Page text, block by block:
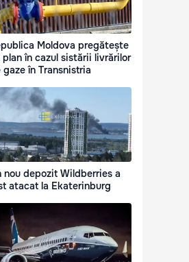
Moldova pregătește
plan în cazul sistării livrărilor
gaze în Transnistria
nou depozit Wildberries a
atacat la Ekaterinburg